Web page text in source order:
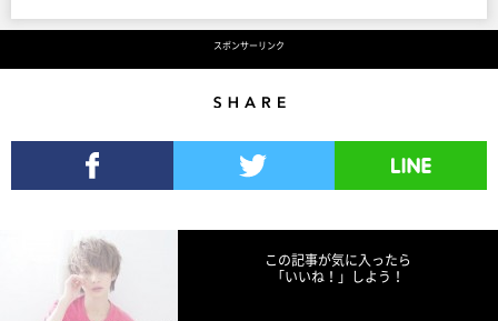
スポンサーリンク
この記事が気に入ったら
「いいね！」しよう！